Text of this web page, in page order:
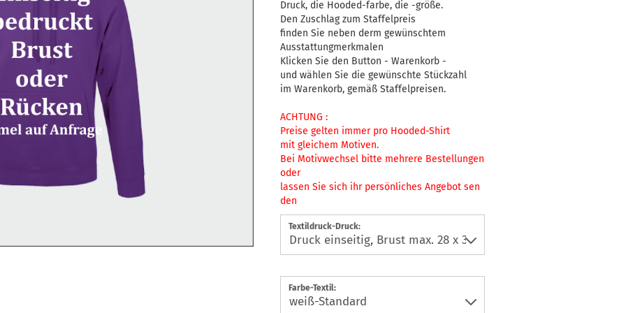
Druck, die Hooded-farbe, die -größe.
Den Zuschlag zum Staffelpreis
finden Sie neben derm gewünschtem
Ausstattungmerkmalen
Klicken Sie den Button - Warenkorb -
und wählen Sie die gewünschte Stückzahl
im Warenkorb, gemäß Staffelpreisen.
ACHTUNG :
Preise gelten immer pro Hooded-Shirt
mit gleichem Motiven.
Bei Motivwechsel bitte mehrere Bestellungen
oder
lassen Sie sich ihr persönliches Angebot sen
den
Textildruck-Druck:
Farbe-Textil: